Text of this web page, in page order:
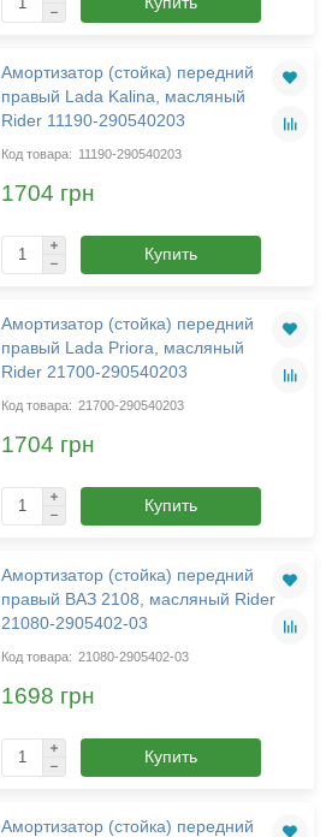
Амортизатор (стойка) передний
правый Lada Kalina, масляный
Rider 11190-290540203
11190-290540203
1704 грн
Купить
Амортизатор (стойка) передний
правый Lada Priora, масляный
Rider 21700-290540203
21700-290540203
1704 грн
Купить
Амортизатор (стойка) передний
правый ВАЗ 2108, масляный Rider
21080-2905402-03
21080-2905402-03
1698 грн
Купить
Амортизатор (стойка) передний